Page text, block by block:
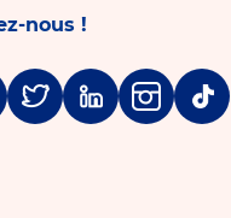
nous !
TwitterLinkedinInstagram
Tiktok